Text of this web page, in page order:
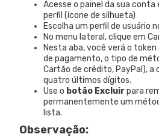
Acesse o painel da sua conta
perfil (ícone de silhueta)
Escolha um perfil de usuário
No menu lateral, clique em
Nesta aba, você verá o
de pagamento, o tipo de
Cartão de crédito, PayPal), a
quatro últimos dígitos.
Use o botão Excluirpara
permanentemente um
lista.
Observação: